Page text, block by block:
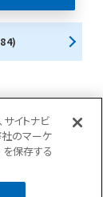
ちら
サイトナビ
社のマーケ
保存する